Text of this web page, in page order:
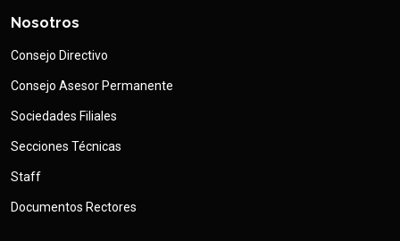
Nosotros
Consejo Directivo
Consejo Asesor Permanente
Sociedades Filiales
Secciones Técnicas
Staff
Documentos Rectores